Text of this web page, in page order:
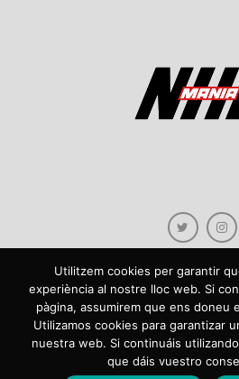
Copyright © 2021 NHLmania.com. Tots els
reservados. NHLmania és una web dedicada
NHL, tant en català com en castellà. L'escut de
web en qüestió. NHLmania es una web
Utilitzem cookies per garantir
experiència al nostre lloc web. Si
pàgina, assumirem que ens doneu
Utilizamos cookies para garantizar
nuestra web. Si continuáis
que dáis vuestro